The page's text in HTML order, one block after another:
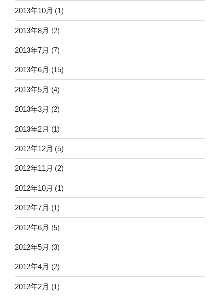
2013年10月 (1)
2013年8月 (2)
2013年7月 (7)
2013年6月 (15)
2013年5月 (4)
2013年3月 (2)
2013年2月 (1)
2012年12月 (5)
2012年11月 (2)
2012年10月 (1)
2012年7月 (1)
2012年6月 (5)
2012年5月 (3)
2012年4月 (2)
2012年2月 (1)